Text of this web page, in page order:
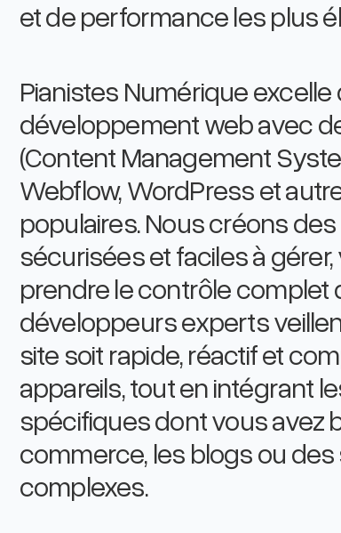
et de performance les plus
Pianistes Numérique excelle
développement web avec
(Content Management
Webflow, WordPress et
populaires. Nous créons
sécurisées et faciles à
prendre le contrôle complet
développeurs experts
site soit rapide, réactif et
appareils, tout en intégrant
spécifiques dont vous avez
commerce, les blogs ou
complexes.